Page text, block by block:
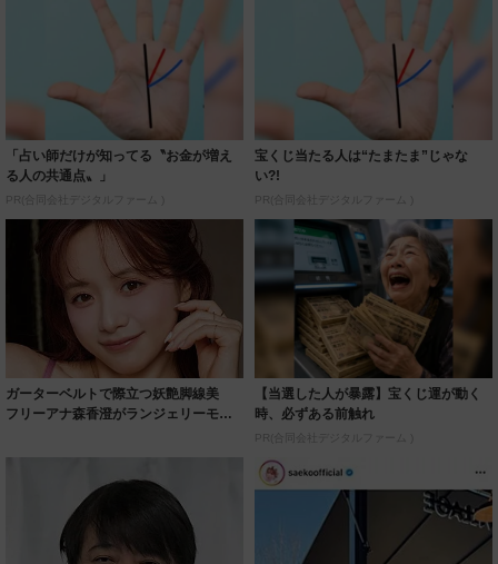
「占い師だけが知ってる〝お金が増え
る人の共通点〟」
PR(合同会社デジタルファーム )
宝くじ当たる人は“たまたま”じゃな
い?!
PR(合同会社デジタルファーム )
ガーターベルトで際立つ妖艶脚線美
フリーアナ森香澄がランジェリーモデ
【当選した人が暴露】宝くじ運が動く
時、必ずある前触れ
PR(合同会社デジタルファーム )